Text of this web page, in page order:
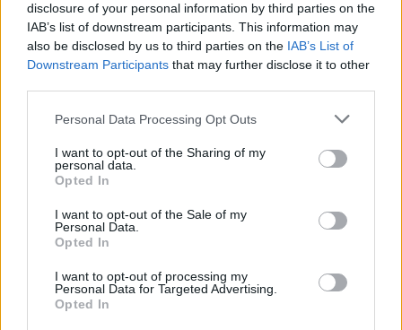
disclosure of your personal information by third parties on the
IAB’s list of downstream participants. This information may
also be disclosed by us to third parties on the IAB’s List of
Downstream Participants that may further disclose it to other
Personal Data Processing Opt Outs
I want to opt-out of the Sharing of my
personal data.
Opted In
I want to opt-out of the Sale of my
Personal Data.
Opted In
I want to opt-out of processing my
Personal Data for Targeted Advertising.
Opted In
ИСТОРИСКО ОБЕДИНУВАЊЕ НА
МАКЕДОНЦИТЕ ВО СРБИЈА:
ФОРМИРАН МАКЕДОНСКИОТ
НАЦИОНАЛЕН СОЈУЗ
Ахмети кажа што го мачи:
ЗА ВОЕНИТЕ ЗЛОСТРОСТВА НА
УЛЦИЊ Е АЛБАНСКИ, ЌЕ ГО
Црна Гора
ТЕМПЕРАТУРАТА ВО СРЕДА ЌЕ
Северна Кореја и Русија градат